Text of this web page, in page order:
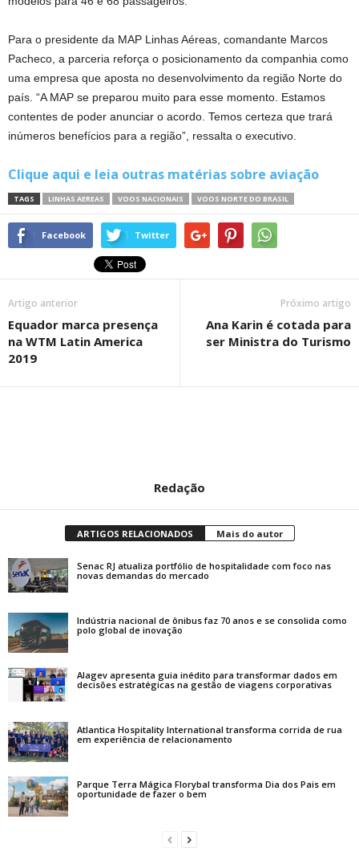
Para o presidente da MAP Linhas Aéreas, comandante Marcos
Pacheco, a parceria reforça o posicionamento da companhia como
uma empresa que aposta no desenvolvimento da região Norte do
país. “A MAP se preparou muito para esse momento. Estamos
contentes de poder anunciar o acordo. Temos certeza que trará
inúmeros benefícios para a região”, ressalta o executivo.
Clique aqui e leia outras matérias sobre aviação
TAGS LINHAS AEREAS VOOS NACIONAIS VOOS NORTE DO BRASIL
Facebook Twitter
Artigo anterior
Equador marca presença
na WTM Latin America
2019
Próximo artigo
Ana Karin é cotada para
ser Ministra do Turismo
Redação
ARTIGOS RELACIONADOS Mais do autor
Senac RJ atualiza portfólio de hospitalidade com foco nas
novas demandas do mercado
Indústria nacional de ônibus faz 70 anos e se consolida como
polo global de inovação
Alagev apresenta guia inédito para transformar dados em
decisões estratégicas na gestão de viagens corporativas
Atlantica Hospitality International transforma corrida de rua
em experiência de relacionamento
Parque Terra Mágica Florybal transforma Dia dos Pais em
oportunidade de fazer o bem